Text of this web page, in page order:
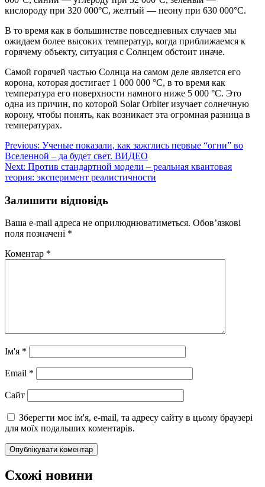
кислороду при 320 000°C, желтый — неону при 630 000°C.
В то время как в большинстве повседневных случаев мы
ожидаем более высоких температур, когда приближаемся к
горячему объекту, ситуация с Солнцем обстоит иначе.
Самой горячей частью Солнца на самом деле является его
корона, которая достигает 1 000 000 °C, в то время как
температура его поверхности намного ниже 5 000 °C. Это
одна из причин, по которой Solar Orbiter изучает солнечную
корону, чтобы понять, как возникает эта огромная разница в
температурах.
Навігація
записів
Previous: Ученые показали, как зажглись первые “огни” во
Вселенной – да будет свет. ВИДЕО
Next: Против стандартной модели – реальная квантовая
теория: эксперимент реалистичности
Залишити відповідь
Ваша e-mail адреса не оприлюднюватиметься. Обов’язкові
поля позначені *
Коментар *
Ім'я *
Email *
Сайт
Зберегти моє ім'я, e-mail, та адресу сайту в цьому браузері
для моїх подальших коментарів.
Схожі новини